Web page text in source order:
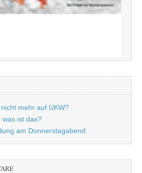
mehr auf UKW?
was ist das?
am Donnerstagabend